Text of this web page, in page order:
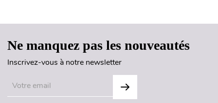
Ne manquez pas les nouveautés
Inscrivez-vous à notre newsletter